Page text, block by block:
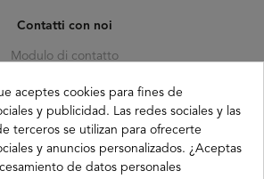
Contatti con noi
Modulo di contatto
C. Pagés del Corro, 133, b
41010 (Triana) Sevilla
info@buganco.com
aceptes cookies para fines de
y publicidad. Las redes sociales y las
terceros se utilizan para ofrecerte
y anuncios personalizados. ¿Aceptas
de datos personales